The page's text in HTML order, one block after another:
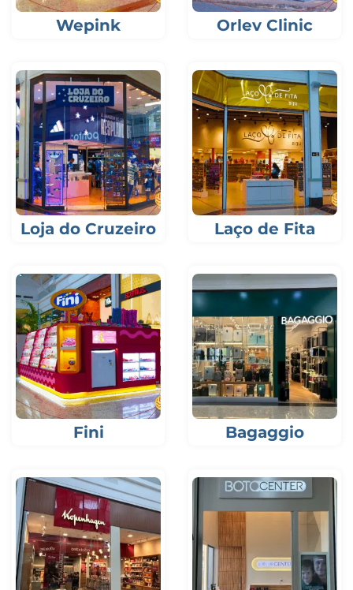
Wepink Orlev Clinic
Loja do Cruzeiro Laço de Fita
Fini Bagaggio